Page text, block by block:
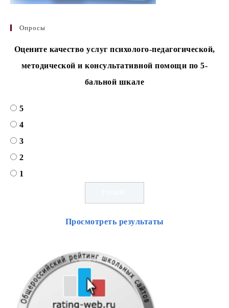
Опросы
Оцените качество услуг психолого-педагогической,
методической и консультативной помощи по 5-
бальной шкале
5
4
3
2
1
Просмотреть результаты